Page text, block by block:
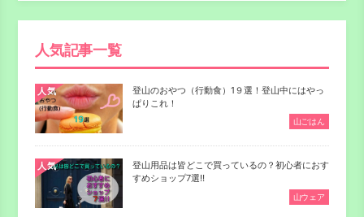
人気記事一覧
人気
登山のおやつ（行動食）1９選！登山中にはやっ
ぱりこれ！
山ごはん
人気
登山用品は皆どこで買っているの？初心者におす
すめショップ7選‼
山ウェア